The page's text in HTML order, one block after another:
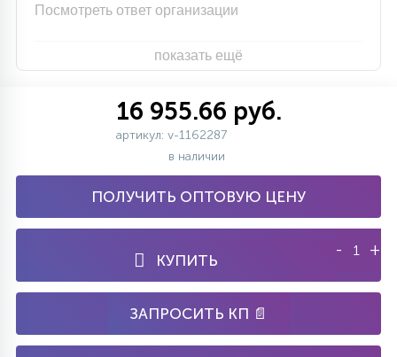
Посмотреть ответ организации
показать ещё
16 955.66 руб.
артикул: v-1162287
в наличии
ПОЛУЧИТЬ ОПТОВУЮ ЦЕНУ
КУПИТЬ
- +
ЗАПРОСИТЬ КП 📄